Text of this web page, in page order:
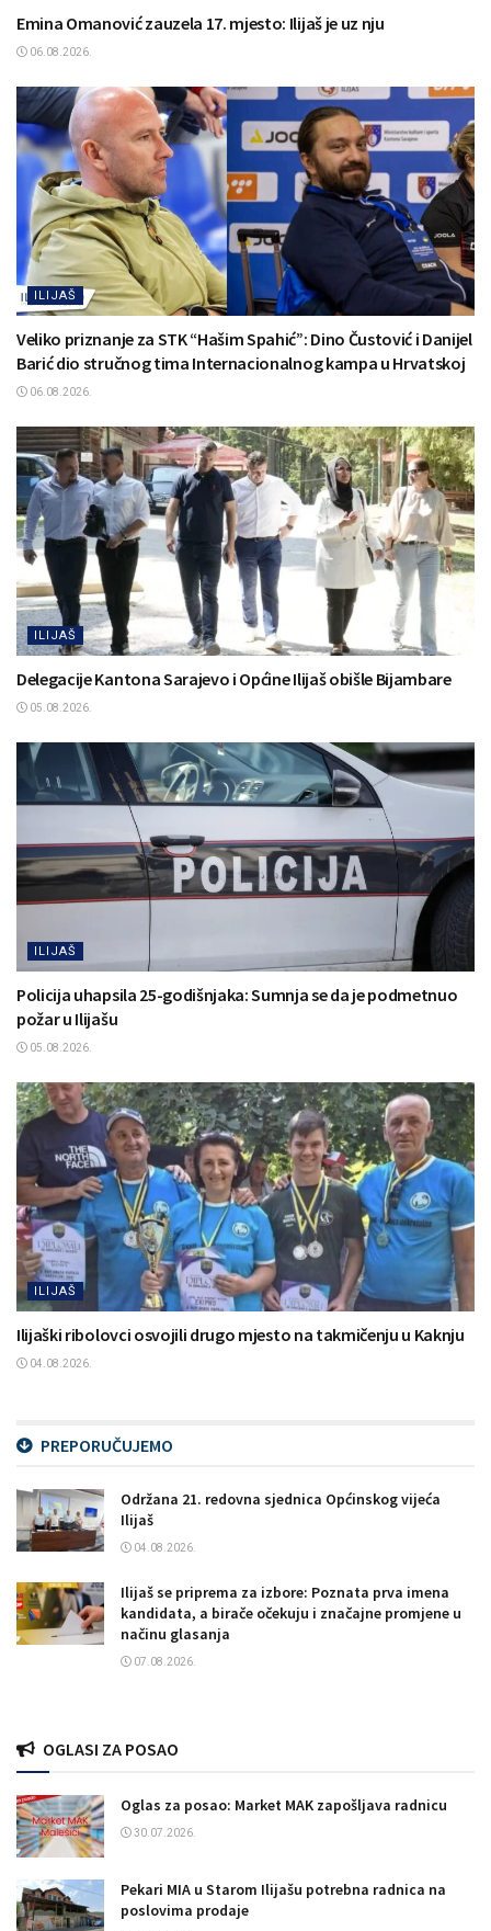
Emina Omanović zauzela 17. mjesto: Ilijaš je uz nju
06.08.2026.
ILIJAŠ
Veliko priznanje za STK “Hašim Spahić”: Dino Čustović i Danijel
Barić dio stručnog tima Internacionalnog kampa u Hrvatskoj
06.08.2026.
ILIJAŠ
Delegacije Kantona Sarajevo i Općine Ilijaš obišle Bijambare
05.08.2026.
ILIJAŠ
Policija uhapsila 25-godišnjaka: Sumnja se da je podmetnuo
požar u Ilijašu
05.08.2026.
ILIJAŠ
Ilijaški ribolovci osvojili drugo mjesto na takmičenju u Kaknju
04.08.2026.
PREPORUČUJEMO
Održana 21. redovna sjednica Općinskog vijeća
Ilijaš
04.08.2026.
Ilijaš se priprema za izbore: Poznata prva imena
kandidata, a birače očekuju i značajne promjene u
načinu glasanja
07.08.2026.
OGLASI ZA POSAO
Oglas za posao: Market MAK zapošljava radnicu
30.07.2026.
Pekari MIA u Starom Ilijašu potrebna radnica na
poslovima prodaje